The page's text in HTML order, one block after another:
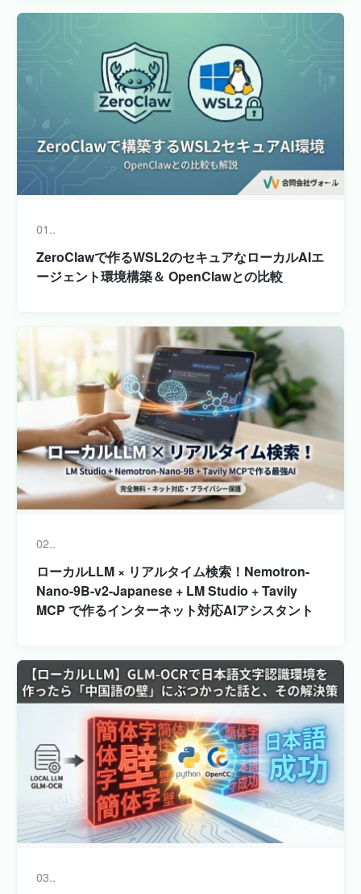
01..
ZeroClawで作るWSL2のセキュアなローカルAIエ
ージェント環境構築＆ OpenClawとの比較
02..
ローカルLLM × リアルタイム検索！Nemotron-
Nano-9B-v2-Japanese + LM Studio + Tavily
MCP で作るインターネット対応AIアシスタント
03..